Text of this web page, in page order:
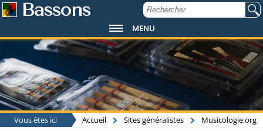
Bassons
MENU
Vous êtes ici Accueil Sites généralistes Musicologie.org